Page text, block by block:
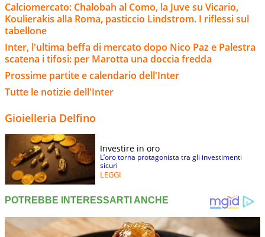
Calciomercato: Chalobah al Como, la Juve su Vicario,
Koulierakis alla Roma, pasticcio Lindstrom. I riflessi sul
tabellone
Inter, l'ultima beffa di mercato dopo Nico Paz e Palestra
scatena i tifosi: per Marotta una doccia fredda
Prossime partite e calendario dell'Inter
Tutte le notizie dell'Inter
Gioielleria Delfino
Investire in oro
L’oro torna protagonista tra gli investimenti
sicuri
LEGGI